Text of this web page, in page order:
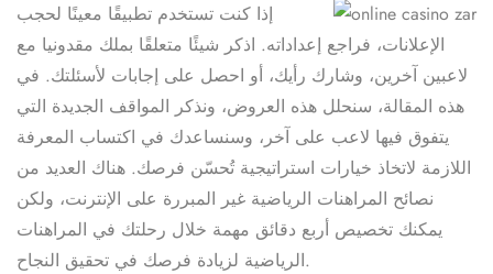
إذا كنت تستخدم تطبيقًا معينًا لحجب
الإعلانات، فراجع إعداداته. اذكر شيئًا متعلقًا بملك مقدونيا مع
لاعبين آخرين، وشارك رأيك، أو احصل على إجابات لأسئلتك. في
هذه المقالة، سنحلل هذه العروض، ونذكر المواقف الجديدة التي
يتفوق فيها لاعب على آخر، وسنساعدك في اكتساب المعرفة
اللازمة لاتخاذ خيارات استراتيجية تُحسّن فرصك. هناك العديد من
نصائح المراهنات الرياضية غير المبررة على الإنترنت، ولكن
يمكنك تخصيص أربع دقائق مهمة خلال رحلتك في المراهنات
الرياضية لزيادة فرصك في تحقيق النجاح.